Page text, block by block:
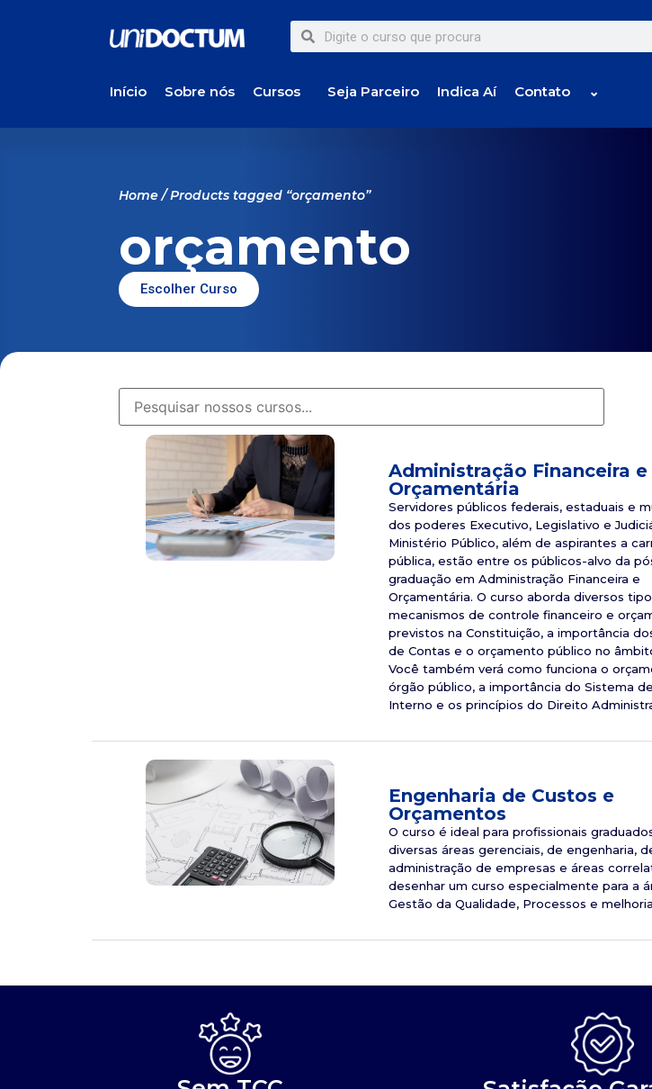
Início Sobre nós Cursos Seja Parceiro Indica Aí Contato ⌄
Home/ Products tagged “orçamento”
orçamento
Escolher Curso
Administração Financeira e
Orçamentária
Servidores públicos federais, estaduais e
dos poderes Executivo, Legislativo e
Ministério Público, além de aspirantes a
pública, estão entre os públicos-alvo da
graduação em Administração Financeira e
Orçamentária. O curso aborda diversos
mecanismos de controle financeiro e
previstos na Constituição, a importância
de Contas e o orçamento público no
Você também verá como funciona o
órgão público, a importância do Sistema
Interno e os princípios do Direito
Engenharia de Custos e
Orçamentos
O curso é ideal para profissionais
diversas áreas gerenciais, de engenharia,
administração de empresas e áreas
desenhar um curso especialmente para a
Gestão da Qualidade, Processos e